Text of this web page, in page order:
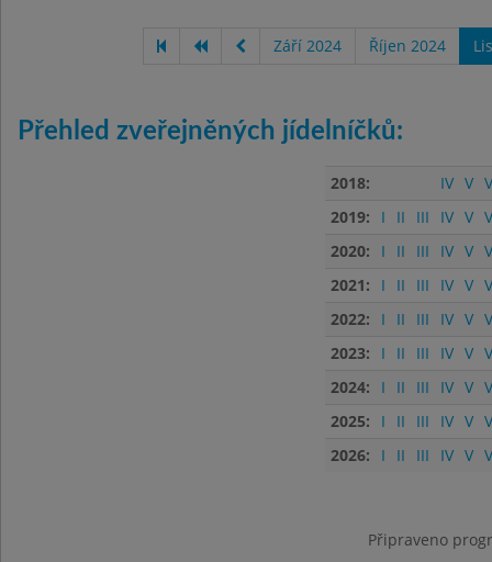
Září 2024 Říjen 2024
Přehled zveřejněných jídelníčků:
2018: IV V
2019:
I II III IV V
2020:
I II III IV V
2021:
I II III IV V
2022:
I II III IV V
2023:
I II III IV V
2024:
I II III IV V
2025:
I II III IV V
2026:
I II III IV V
Připraveno